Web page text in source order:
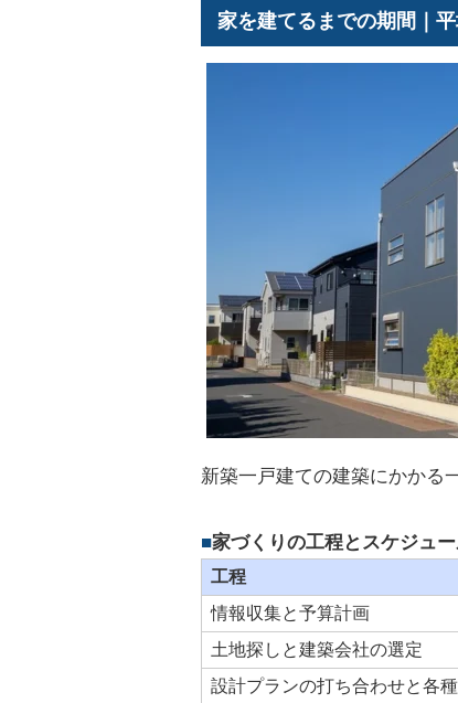
家を建てるまでの期間｜
新築一戸建ての建築にかかる
家づくりの工程とスケジュ
工程
情報収集と予算計画
土地探しと建築会社の選定
設計プランの打ち合わせと各